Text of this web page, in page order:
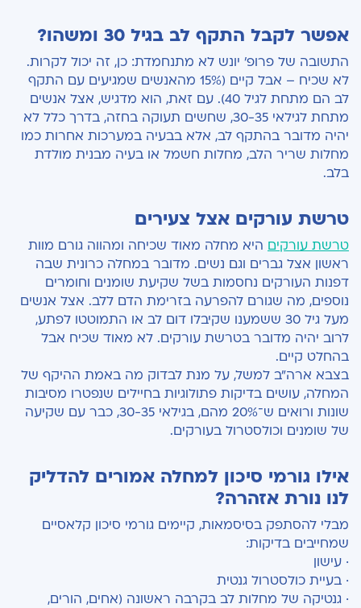
אפשר לקבל התקף לב בגיל 30 ומשהו?
התשובה של פרופ' יונש לא מתנחמדת: כן, זה יכול לקרות.
לא שכיח – אבל קיים (15% מהאנשים שמגיעים עם התקף
לב הם מתחת לגיל 40). עם זאת, הוא מדגיש, אצל אנשים
מתחת לגילאי 30-35, שחשים תעוקה בחזה, בדרך כלל לא
יהיה מדובר בהתקף לב, אלא בבעיה במערכות אחרות כמו
מחלות שריר הלב, מחלות חשמל או בעיה מבנית מולדת
בלב.
טרשת עורקים אצל צעירים
טרשת עורקים היא מחלה מאוד שכיחה ומהווה גורם מוות
ראשון אצל גברים וגם נשים. מדובר במחלה כרונית שבה
דפנות העורקים נחסמות בשל שקיעת שומנים וחומרים
נוספים, מה שגורם להפרעה בזרימת הדם ללב. אצל אנשים
מעל גיל 30 ששמענו שקיבלו דום לב או התמוטטו לפתע,
לרוב יהיה מדובר בטרשת עורקים. לא מאוד שכיח אבל
בהחלט קיים.
בצבא ארה"ב למשל, על מנת לבדוק מה באמת ההיקף של
המחלה, עושים בדיקות פתולוגיות בחיילים שנפטרו מסיבות
שונות ורואים ש־20% מהם, בגילאי 30-35, כבר עם שקיעה
של שומנים וכולסטרול בעורקים.
אילו גורמי סיכון למחלה אמורים להדליק
לנו נורת אזהרה?
מבלי להסתפק בסיסמאות, קיימים גורמי סיכון קלאסיים
שמחייבים בדיקות:
· עישון
· בעיית כולסטרול גנטית
· גנטיקה של מחלות לב בקרבה ראשונה (אחים, הורים,